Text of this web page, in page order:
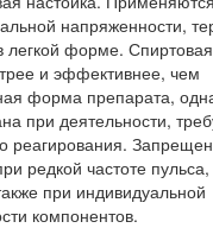
напряженности,
легкой форме.
и эффективнее, чем
форма препарата,
при деятельности,
реагирования.
редкой частоте
при индивидуальной
компонентов.